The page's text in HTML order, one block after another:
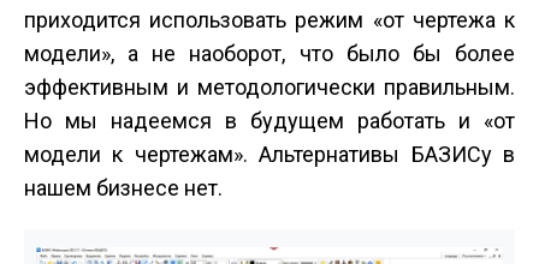
приходится использовать режим «от чертежа к
модели», а не наоборот, что было бы более
эффективным и методологически правильным.
Но мы надеемся в будущем работать и «от
модели к чертежам». Альтернативы БАЗИСу в
нашем бизнесе нет.